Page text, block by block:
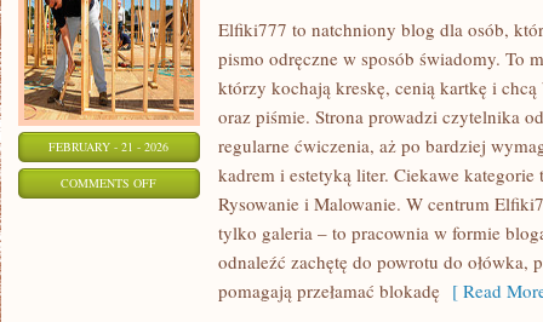
FEBRUARY - 21 - 2026
COMMENTS OFFON
ARTYSTYCZNA
Elfiki777 to natchniony blog dla osób,
pismo odręczne w sposób świadomy. To
którzy kochają kreskę, cenią kartkę i
oraz piśmie. Strona prowadzi czytelnika
regularne ćwiczenia, aż po bardziej
kadrem i estetyką liter. Ciekawe
Rysowanie i Malowanie. W centrum
tylko galeria – to pracownia w formie
odnaleźć zachętę do powrotu do ołówka,
pomagają przełamać blokadę [ Read